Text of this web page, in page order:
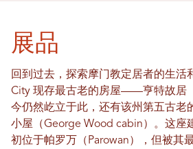
展品
回到过去，探索摩门教定居者的生活
City 现存最古老的房屋——亨特故居
今仍然屹立于此，还有该州第五古
小屋（George Wood cabin）。这座
初位于帕罗万（Parowan），但被其